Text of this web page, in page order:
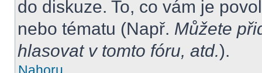
do diskuze. To, co vám je
nebo tématu (Např. Můžete
hlasovat v tomto fóru, atd.).